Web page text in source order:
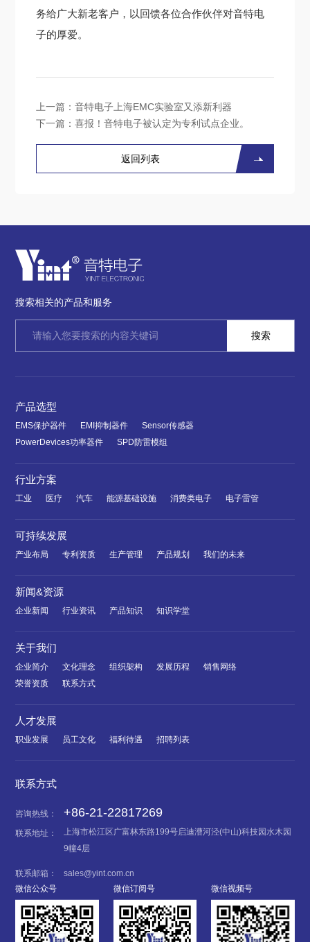
务给广大新老客户，以回馈各位合作伙伴对音特电
子的厚爱。
上一篇：音特电子上海EMC实验室又添新利器
下一篇：喜报！音特电子被认定为专利试点企业。
返回列表
搜索相关的产品和服务
产品选型
EMS保护器件 EMI抑制器件
Sensor传感器
PowerDevices功率器件
SPD防雷模组
行业方案
工业 医疗 汽车 能源基础设施 消费类电子 电子雷管
可持续发展
产业布局 专利资质 生产管理 产品规划 我们的未来
新闻&资源
企业新闻 行业资讯 产品知识 知识学堂
关于我们
企业简介 文化理念 组织架构 发展历程
销售网络
荣誉资质
联系方式
人才发展
职业发展 员工文化 福利待遇 招聘列表
联系方式
咨询热线： +86-21-22817269
联系地址：
上海市松江区广富林东路199号启迪漕河泾(中山)科技园水木园
9幢4层
联系邮箱：
sales@yint.com.cn
微信公众号
微信订阅号 微信视频号